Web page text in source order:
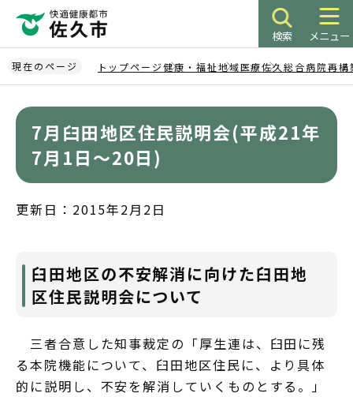
ペ
ー
ジ
検索 メニュー
現在のページ トップページ健康・福祉地域医療佐久総合病院再構
7月臼田地区住民説明会(平成21年
7月1日～20日)
更新日：2015年2月2日
臼田地区の不安解消に向けた臼田地
区住民説明会について
三者合意した知事裁定の「厚生連は、臼田に残
る本院機能について、臼田地区住民に、より具体
的に説明し、不安を解消していくものとする。」